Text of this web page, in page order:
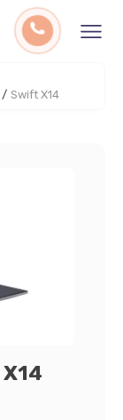
/ Swift X14